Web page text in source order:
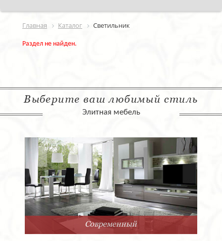
Главная Каталог Светильник
Раздел не найден.
Выберите ваш любимый стиль
Элитная мебель
Современный